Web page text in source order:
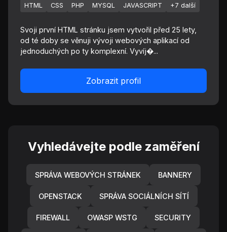
HTML CSS PHP MYSQL JAVASCRIPT +7 další
Svoji první HTML stránku jsem vytvořil před 25 lety,
od té doby se věnuji vývoji webových aplikací od
jednoduchých po ty komplexní. Vyvíj�...
Zobrazit profil
Vyhledávejte podle zaměření
SPRÁVA WEBOVÝCH STRÁNEK BANNERY
OPENSTACK SPRÁVA SOCIÁLNÍCH SÍTÍ
FIREWALL OWASP WSTG SECURITY